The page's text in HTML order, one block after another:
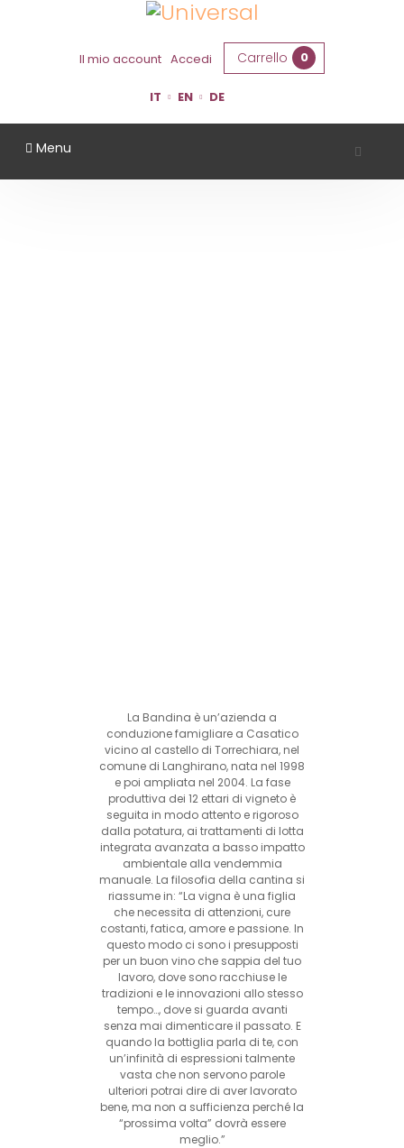
Il mio account Accedi Carrello 0
IT EN DE
Menu
La Bandina è un’azienda a
conduzione famigliare a Casatico
vicino al castello di Torrechiara, nel
comune di Langhirano, nata nel 1998
e poi ampliata nel 2004. La fase
produttiva dei 12 ettari di vigneto è
seguita in modo attento e rigoroso
dalla potatura, ai trattamenti di lotta
integrata avanzata a basso impatto
ambientale alla vendemmia
manuale. La filosofia della cantina si
riassume in: “La vigna è una figlia
che necessita di attenzioni, cure
costanti, fatica, amore e passione. In
questo modo ci sono i presupposti
per un buon vino che sappia del tuo
lavoro, dove sono racchiuse le
tradizioni e le innovazioni allo stesso
tempo…, dove si guarda avanti
senza mai dimenticare il passato. E
quando la bottiglia parla di te, con
un’infinità di espressioni talmente
vasta che non servono parole
ulteriori potrai dire di aver lavorato
bene, ma non a sufficienza perché la
“prossima volta” dovrà essere
meglio.”